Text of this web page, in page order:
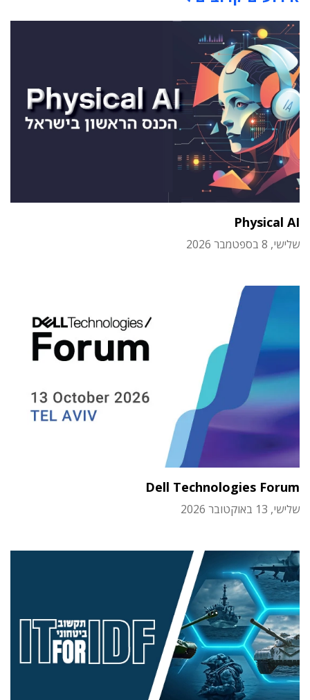
Physical AI
שלישי, 8 בספטמבר 2026
Dell Technologies Forum
שלישי, 13 באוקטובר 2026